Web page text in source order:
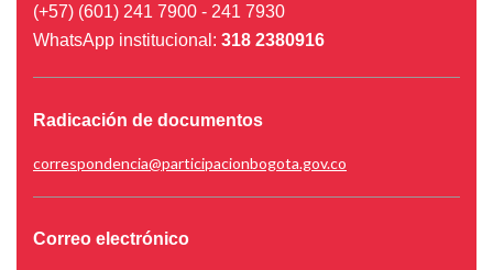
(+57) (601) 241 7900 - 241 7930
WhatsApp institucional: 318 2380916
Radicación de documentos
correspondencia@participacionbogota.gov.co
Correo electrónico